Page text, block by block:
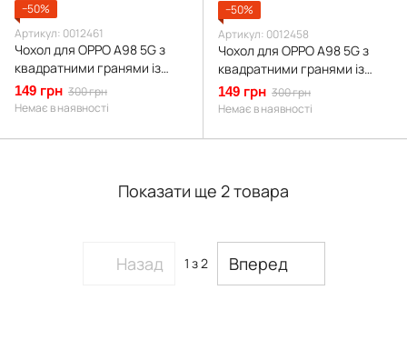
−50%
Артикул: 0012461
Чохол для OPPO A98 5G з
квадратними гранями із
захистом камери на оппо
а98 5г бузковий
149 грн 300 грн
Немає в наявності
−50%
Артикул: 0012458
Чохол для OPPO A98 5G з
квадратними гранями із
захистом камери на оппо
а98 5г помаранчевий
149 грн 300 грн
Немає в наявності
Показати ще 2 товара
Назад 1 з 2 Вперед